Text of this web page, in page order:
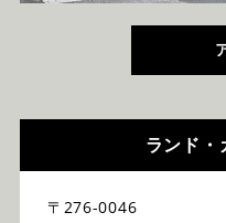
ランド・
〒276-0046